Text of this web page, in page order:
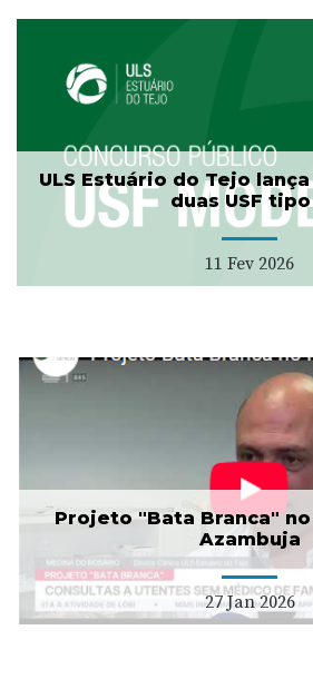
ULS Estuário do Tejo
duas USF tipo
11 Fev 2026
Projeto "Bata Branca"
Azambuja
27 Jan 2026